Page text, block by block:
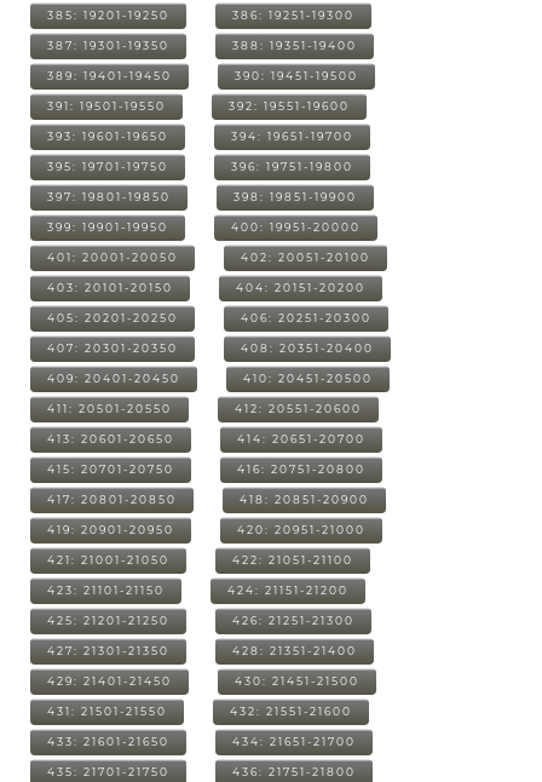
385: 19201-19250 386: 19251-19300
387: 19301-19350 388: 19351-19400
389: 19401-19450 390: 19451-19500
391: 19501-19550 392: 19551-19600
393: 19601-19650 394: 19651-19700
395: 19701-19750 396: 19751-19800
397: 19801-19850 398: 19851-19900
399: 19901-19950 400: 19951-20000
401: 20001-20050 402: 20051-20100
403: 20101-20150 404: 20151-20200
405: 20201-20250 406: 20251-20300
407: 20301-20350 408: 20351-20400
409: 20401-20450 410: 20451-20500
411: 20501-20550 412: 20551-20600
413: 20601-20650 414: 20651-20700
415: 20701-20750 416: 20751-20800
417: 20801-20850 418: 20851-20900
419: 20901-20950 420: 20951-21000
421: 21001-21050 422: 21051-21100
423: 21101-21150 424: 21151-21200
425: 21201-21250 426: 21251-21300
427: 21301-21350 428: 21351-21400
429: 21401-21450 430: 21451-21500
431: 21501-21550 432: 21551-21600
433: 21601-21650 434: 21651-21700
435: 21701-21750 436: 21751-21800